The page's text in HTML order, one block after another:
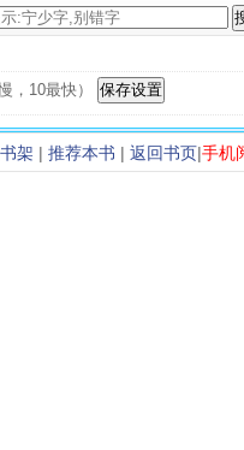
，10最快）
架 | 推荐本书 | 返回书页|手机